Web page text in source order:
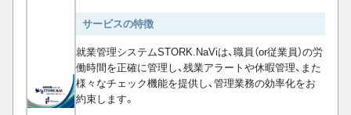
サービスの特徴
就業管理システムSTORK.NaViは、職員（or従業員）の労
働時間を正確に管理し、残業アラートや休暇管理、また
様々なチェック機能を提供し、管理業務の効率化をお
約束します。